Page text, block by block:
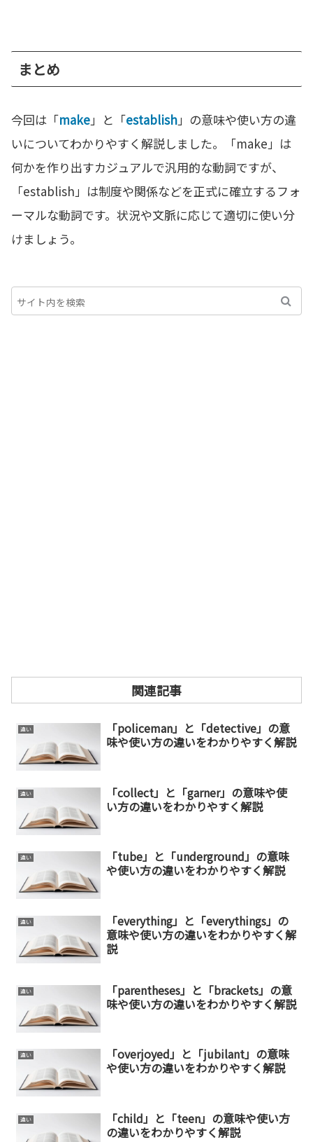
まとめ
今回は「make」と「establish」の意味や使い方の違
いについてわかりやすく解説しました。「make」は
何かを作り出すカジュアルで汎用的な動詞ですが、
「establish」は制度や関係などを正式に確立するフォ
ーマルな動詞です。状況や文脈に応じて適切に使い分
けましょう。
関連記事
違い
「policeman」と「detective」の意
味や使い方の違いをわかりやすく解説
違い
「collect」と「garner」の意味や使
い方の違いをわかりやすく解説
違い
「tube」と「underground」の意味
や使い方の違いをわかりやすく解説
違い
「everything」と「everythings」の
意味や使い方の違いをわかりやすく解
説
違い
「parentheses」と「brackets」の意
味や使い方の違いをわかりやすく解説
違い
「overjoyed」と「jubilant」の意味
や使い方の違いをわかりやすく解説
違い
「child」と「teen」の意味や使い方
の違いをわかりやすく解説